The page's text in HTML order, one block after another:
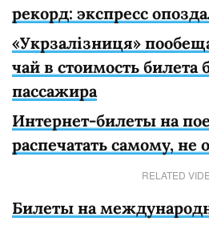
рекорд: экспресс
«Укрзалізниця»
чай в стоимость билета
пассажира
Интернет-билеты на
распечатать самому, не
RELATED
Билеты на